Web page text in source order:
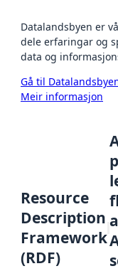
Datalandsbyen er
dele erfaringar og
data og
Gå til
Meir informasjon
Resource
Description
Framework
(RDF)